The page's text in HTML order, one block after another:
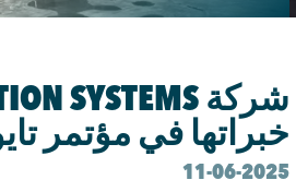
خبراتها في مؤتمر
11-06-2025